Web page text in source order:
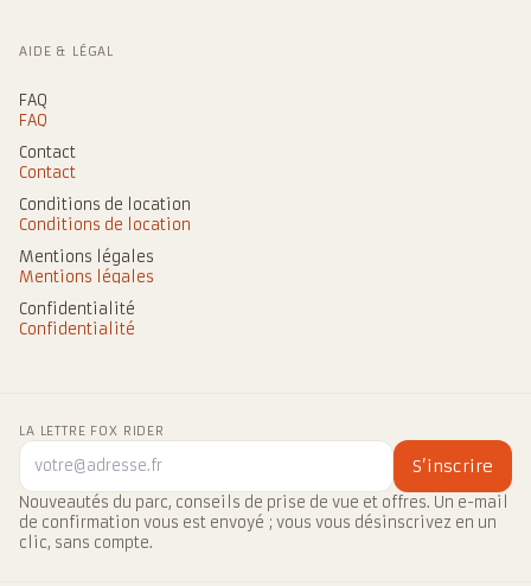
AIDE & LÉGAL
FAQ
FAQ
Contact
Contact
Conditions de location
Conditions de location
Mentions légales
Mentions légales
Confidentialité
Confidentialité
LA LETTRE FOX RIDER
S’inscrire
Nouveautés du parc, conseils de prise de vue et offres. Un e-mail
de confirmation vous est envoyé ; vous vous désinscrivez en un
clic, sans compte.